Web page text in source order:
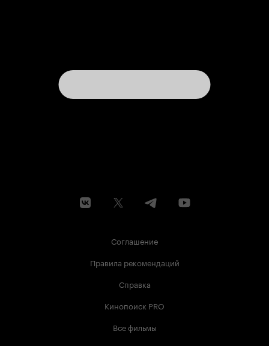
Соглашение
Правила рекомендаций
Справка
Кинопоиск PRO
Все фильмы